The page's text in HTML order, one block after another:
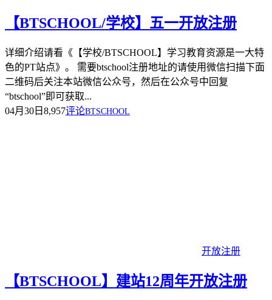
【BTSCHOOL/学校】五一开放注册
详细介绍请看《【学校/BTSCHOOL】学习教育资源是一大特
色的PT站点》。 需要btschool注册地址的请使用微信扫描下面
二维码后关注本站微信公众号，然后在公众号中回复
“btschool”即可获取...
04月30日 8,957评论BTSCHOOL
开放注册
【BTSCHOOL】建站12周年开放注册